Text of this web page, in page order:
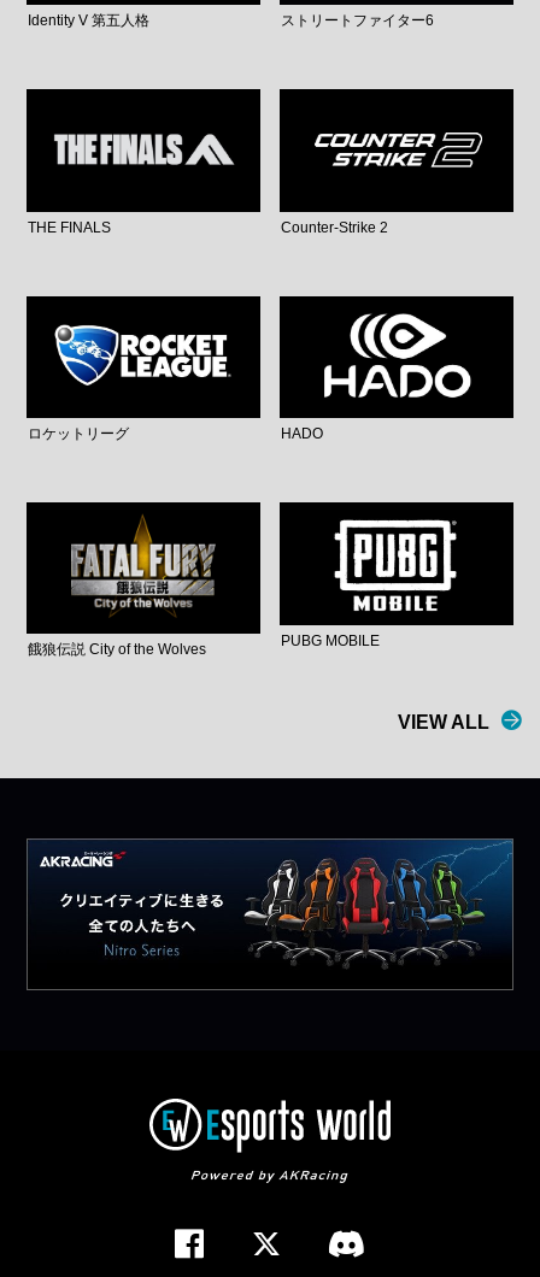
Identity V 第五人格 ストリートファイター6
THE FINALS Counter-Strike 2
ロケットリーグ HADO
餓狼伝説 City of the Wolves
PUBG MOBILE
VIEW ALL